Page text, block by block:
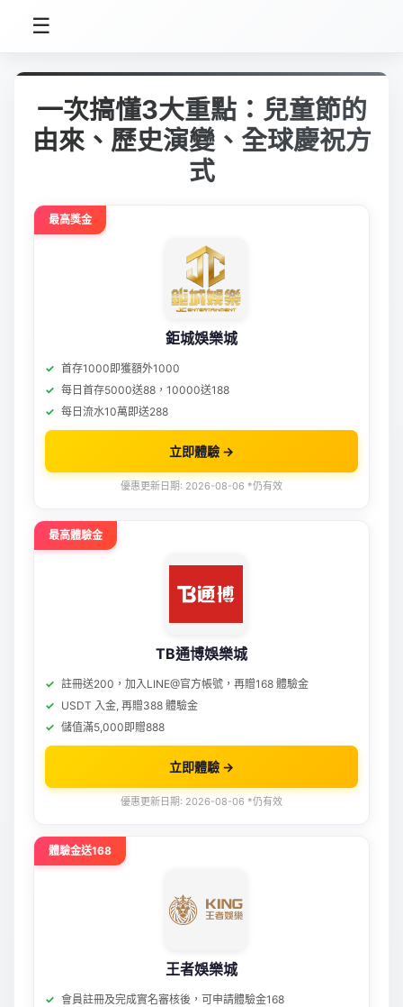
☰
一次搞懂3大重點：兒童節的
由來、歷史演變、全球慶祝方
式
最高獎金
鉅城娛樂城
首存1000即獲額外1000
每日首存5000送88，10000送188
每日流水10萬即送288
立即體驗 →
優惠更新日期: 2026-08-06 *仍有效
最高體驗金
TB通博娛樂城
註冊送200，加入LINE@官方帳號，再贈168 體驗金
USDT 入金, 再贈388 體驗金
儲值滿5,000即贈888
立即體驗 →
優惠更新日期: 2026-08-06 *仍有效
體驗金送168
王者娛樂城
會員註冊及完成實名審核後，可申請體驗金168